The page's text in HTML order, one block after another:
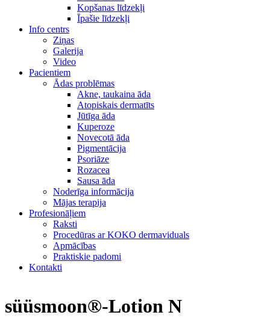
Kopšanas līdzekļi
Īpašie līdzekļi
Info centrs
Ziņas
Galerija
Video
Pacientiem
Ādas problēmas
Akne, taukaina āda
Atopiskais dermatīts
Jūtīga āda
Kuperoze
Novecotā āda
Pigmentācija
Psoriāze
Rozacea
Sausa āda
Noderīga informācija
Mājas terapija
Profesionāļiem
Raksti
Procedūras ar KOKO dermaviduals
Apmācības
Praktiskie padomi
Kontakti
süüsmoon®-Lotion N